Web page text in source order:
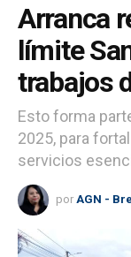
Arranca
límite
trabajos
Esto forma
2025, para
servicios
por AGN -